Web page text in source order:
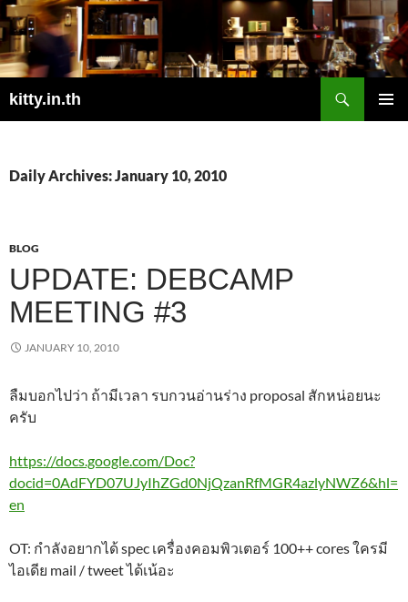
Skip
to
content
kitty.in.th
Daily Archives: January 10, 2010
BLOG
UPDATE: DEBCAMP
MEETING #3
JANUARY 10, 2010
ลืมบอกไปว่า ถ้ามีเวลา รบกวนอ่านร่าง proposal สักหน่อยนะ
ครับ
https://docs.google.com/Doc?
docid=0AdFYD07UJyIhZGd0NjQzanRfMGR4azlyNWZ6&hl=
en
OT: กำลังอยากได้ spec เครื่องคอมพิวเตอร์ 100++ cores ใครมี
ไอเดีย mail / tweet ได้เน้อะ